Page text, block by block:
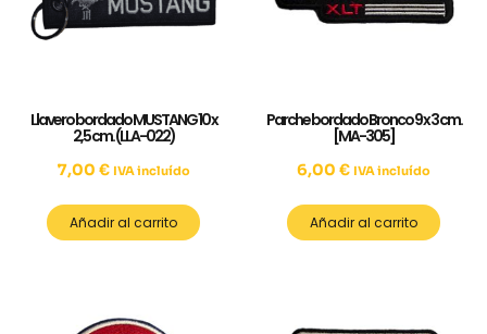
Llavero bordado MUSTANG 10 x
2,5 cm. (LLA-022)
7,00 € IVA incluído
Añadir al carrito
Parche bordado Bronco 9 x 3 cm.
[MA-305]
6,00 € IVA incluído
Añadir al carrito